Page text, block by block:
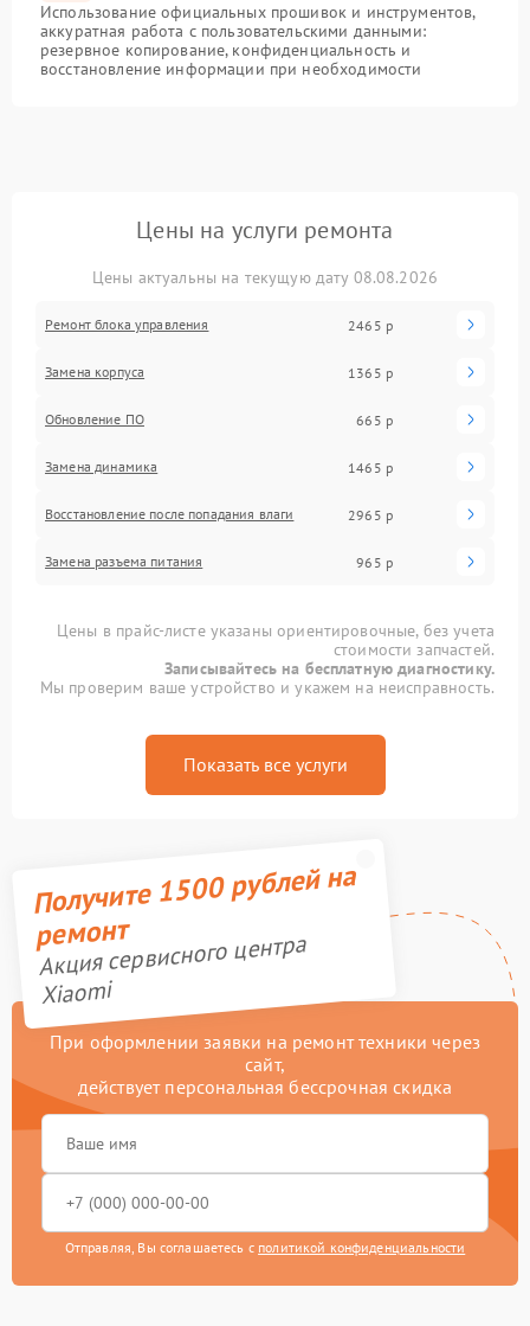
Использование официальных прошивок и инструментов,
аккуратная работа с пользовательскими данными:
резервное копирование, конфиденциальность и
восстановление информации при необходимости
Цены на услуги ремонта
Цены актуальны на текущую дату 08.08.2026
Ремонт блока управления 2465 р
Замена корпуса 1365 р
Обновление ПО 665 р
Замена динамика 1465 р
Восстановление после попадания влаги 2965 р
Замена разъема питания 965 р
Цены в прайс-листе указаны ориентировочные, без учета
стоимости запчастей.
Записывайтесь на бесплатную диагностику.
Мы проверим ваше устройство и укажем на неисправность.
Показать все услуги
Получите 1500 рублей на
ремонт
Акция сервисного центра
Xiaomi
При оформлении заявки на ремонт техники через
сайт,
действует персональная бессрочная скидка
Отправляя, Вы соглашаетесь с политикой конфиденциальности